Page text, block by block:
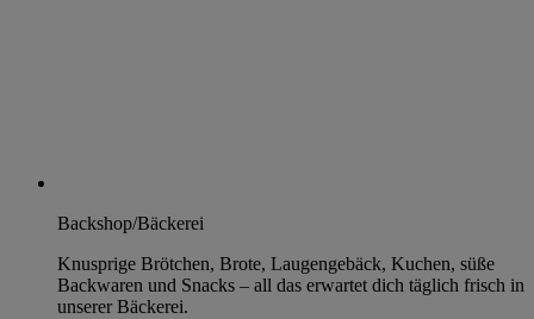
Backshop/Bäckerei
Knusprige Brötchen, Brote, Laugengebäck, Kuchen, süße
Backwaren und Snacks – all das erwartet dich täglich frisch in
unserer Bäckerei.